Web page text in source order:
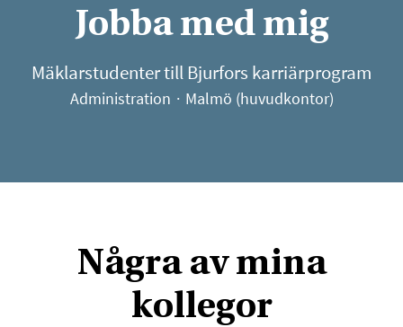
Jobba med mig
Mäklarstudenter till Bjurfors karriärprogram
Administration · Malmö (huvudkontor)
Några av mina
kollegor